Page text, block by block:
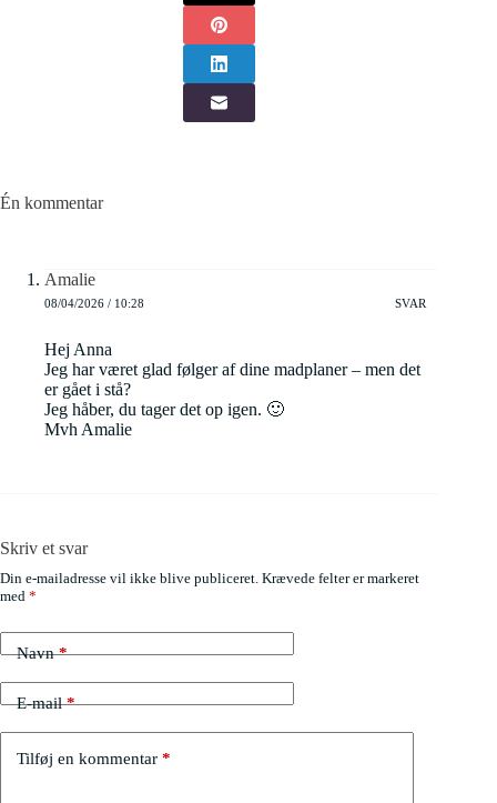
Én kommentar
Amalie
08/04/2026 / 10:28 SVAR
Hej Anna
Jeg har været glad følger af dine madplaner – men det
er gået i stå?
Jeg håber, du tager det op igen. 🙂
Mvh Amalie
Skriv et svar
Din e-mailadresse vil ikke blive publiceret. Krævede felter er markeret
med *
Navn*
E-mail*
Tilføj en kommentar *